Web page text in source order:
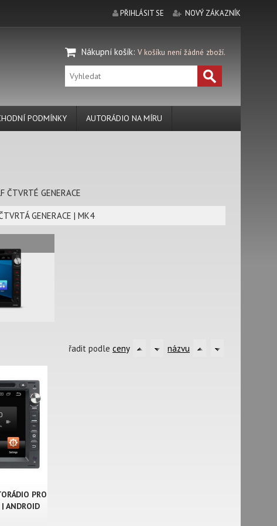
PŘIHLÁSIT SE NOVÝ ZÁKAZNÍK
Nákupní košík: V košíku není žádné zboží.
PODMÍNKY AUTORÁDIO NA MÍRU
ČTVRTÉ GENERACE
GENERACE | MK4
řadit podle ceny názvu
PRO
ANDROID